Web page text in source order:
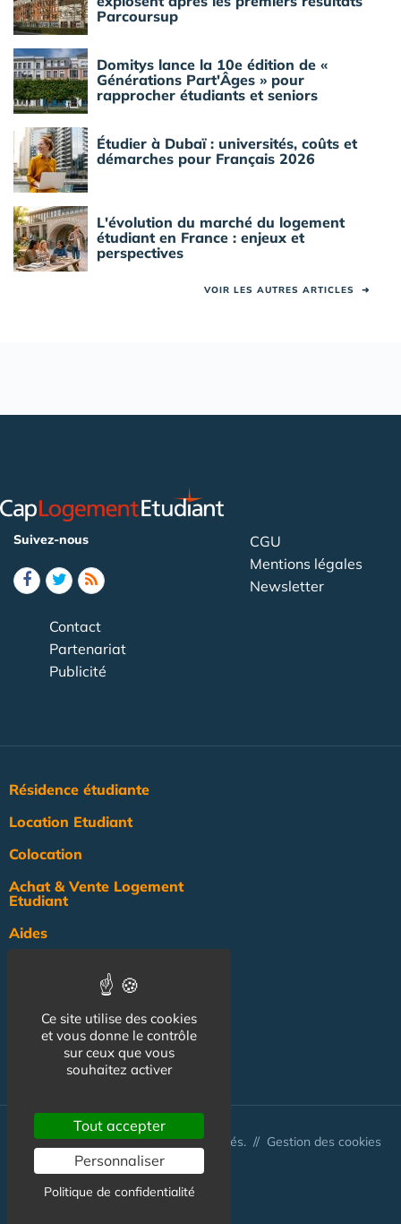
Parcoursup
Domitys lance la 10e édition de «
Générations Part'Âges » pour
rapprocher étudiants et seniors
Étudier à Dubaï : universités, coûts et
démarches pour Français 2026
L'évolution du marché du logement
étudiant en France : enjeux et
perspectives
VOIR LES AUTRES ARTICLES ➜
Suivez-nous
CGU
Mentions légales
Newsletter
Contact
Partenariat
Publicité
Résidence étudiante
Location Etudiant
Colocation
Achat & Vente Logement
Etudiant
Aides
NOS AUTRES SITES :
© Australis 2026 - Tous droits réservés. // Gestion des cookies
Ce site utilise des cookies
et vous donne le contrôle
sur ceux que vous
souhaitez activer
Tout accepter
Personnaliser
Politique de confidentialité